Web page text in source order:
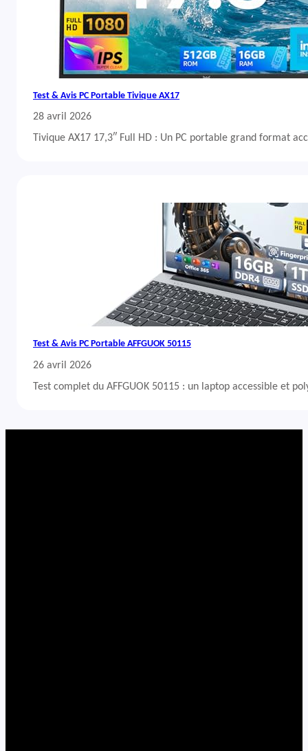
Test & Avis PC Portable Tivique AX17
28 avril 2026
Tivique AX17 17,3″ Full HD : Un PC portable grand format
Test & Avis PC Portable AFFGUOK 50115
26 avril 2026
Test complet du AFFGUOK 50115 : un laptop accessible